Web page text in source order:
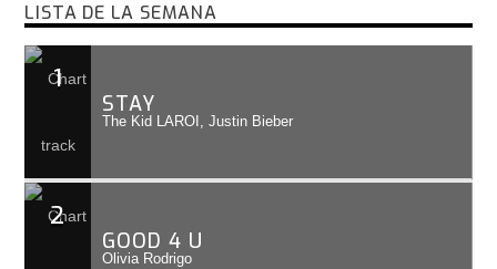
LISTA DE LA SEMANA
1
STAY
The Kid LAROI, Justin Bieber
2
GOOD 4 U
Olivia Rodrigo